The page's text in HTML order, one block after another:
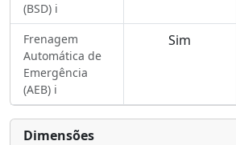
(BSD) ℹ️
Frenagem
Automática de
Emergência
(AEB) ℹ️
Sim
Dimensões